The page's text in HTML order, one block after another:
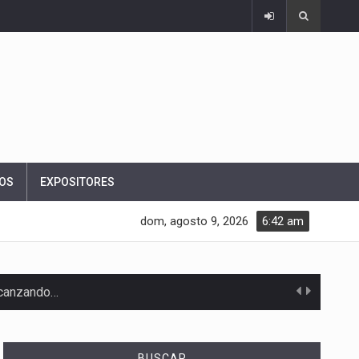
EXPOSITORES
6:42 am
dom, agosto 9, 2026